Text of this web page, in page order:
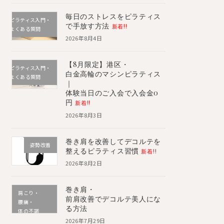
ピラティス入門・
よくある質問
毎日のストレスをピラティス
で手放す方法 新着!!
2026年8月4日
ピラティス入門・
よくある質問
【8月限定】港区・
白金高輪のマシンピラティス
｜
体験当日のご入会で入会金0
円 新着!!
2026年8月3日
姿勢改善
巻き肩を改善してデコルテを
整えるピラティス習慣 新着!!
2026年8月2日
肩こり・
腰痛・
体の不調
巻き肩・
前肩改善でデコルテ美人にな
る方法
2026年7月29日